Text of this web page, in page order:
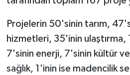
Projelerin 50'sinin tarım,
hizmetleri, 35'inin
7'sinin enerji, 7'sinin kültür
sağlık, 1'inin ise madencilik